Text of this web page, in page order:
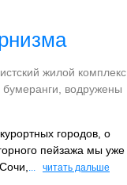
жилой комплекс
водружены
городов, о
пейзажа мы уже
... читать дальше